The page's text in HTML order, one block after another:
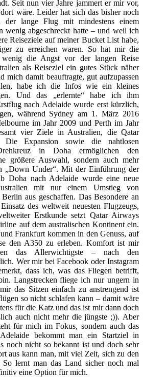
Seit nun vier Jahre jammert er mir vor,
wäre. Leider hat sich das bisher noch
der lange Flug mit mindestens einem
wenig abgeschreckt hatte – und weil ich
Reiseziele auf meiner Bucket List habe,
zu erreichen waren. So hat mir die
wenig die Angst vor der langen Reise
als Reiseziel ein gutes Stück näher
mich damit beauftragte, gut aufzupassen
habe ich die Infos wie ein kleines
Und das „erlernte“ habe ich ihm
nach Adelaide wurde erst kürzlich,
während Sydney am 1. März 2016
im Jahr 2009 und Perth im Jahr
vier Ziele in Australien, die Qatar
Expansion sowie die nahtlosen
in Doha ermöglichen den
größere Auswahl, sondern auch mehr
„Down Under“. Mit der Einführung der
Doha nach Adelaide wurde eine neue
mit nur einem Umstieg von
aus geschaffen. Das Besondere an
des weltweit neuesten Flugzeugs,
Erstkunde setzt Qatar Airways
auf dem australischen Kontinent ein.
Frankfurt kommen in den Genuss, auf
den A350 zu erleben. Komfort ist mir
das Allerwichtigste – nach den
Wer mir bei Facebook oder Instagram
dass ich, was das Fliegen betrifft,
Langstrecken fliege ich nur ungern in
das Sitzen einfach zu anstrengend ist
so nicht schlafen kann – damit wäre
für die Katz und das ist mir dann doch
auch nicht mehr die jüngste ;)). Aber
für mich im Fokus, sondern auch das
bekommt man ein Startziel in
noch nicht so bekannt ist und doch sehr
aus kann man, mit viel Zeit, sich zu den
So lernt man das Land sicher noch mal
eine Option für mich.